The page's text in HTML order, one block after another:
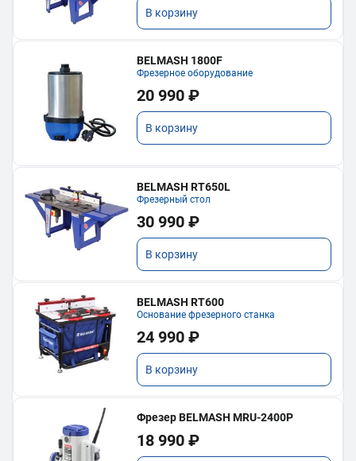
В корзину
BELMASH 1800F
Фрезерное оборудование
20 990 ₽
В корзину
BELMASH RT650L
Фрезерный стол
30 990 ₽
В корзину
BELMASH RT600
Основание фрезерного станка
24 990 ₽
В корзину
Фрезер BELMASH MRU-2400P
18 990 ₽